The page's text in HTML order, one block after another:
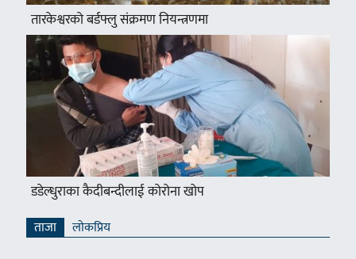
तारकेश्वरको बर्डफ्लु संक्रमण नियन्त्रणमा
डडेल्धुराका कैदीबन्दीलाई कोरोना खोप
ताजा लाेकप्रिय